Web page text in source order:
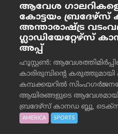
ആവേശ ഗാലറികളെ
കോട്ടയം ബ്രദേഴ്‌സ്
അന്താരാഷ്ട്ര
ഗ്ലാഡിയേറ്റേഴ്‌സ്
അപ്പ്
ഹൂസ്റ്റണ്‍:
കാരിരുമ്പിന്റെ കരുത്തുമായി
കമ്പക്കയറില്‍
ആയിരങ്ങളുടെ
ബ്രദേഴ്‌സ് കാനഡ ബ്ലൂ,
AMERICA SPORTS